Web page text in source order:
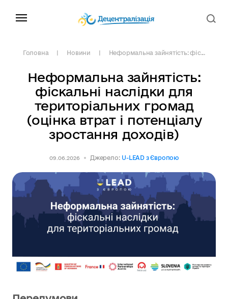
Головна Новини Неформальна зайнятість: фіс...
Неформальна зайнятість:
фіскальні наслідки для
територіальних громад
(оцінка втрат і потенціалу
зростання доходів)
09.06.2026 Джерело: U-LEAD з Європою